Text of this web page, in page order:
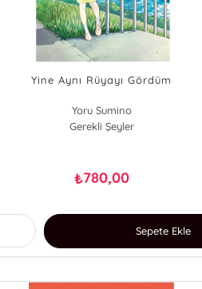
Yine Aynı Rüyayı Gördüm
Yoru Sumino
Gerekli Şeyler
₺780,00
Sepete Ekle